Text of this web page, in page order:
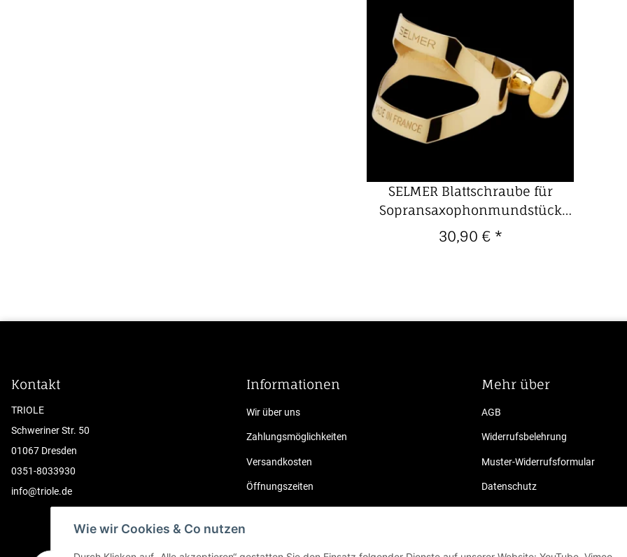
Wie wir Cookies & Co nutzen
SELMER Blattschraube für
Sopransaxophonmundstück
Kautschuk
30,90 € *
Kontakt
TRIOLE
Schweriner Str. 50
01067 Dresden
0351-8033930
info@triole.de
Informationen
Wir über uns
Zahlungsmöglichkeiten
Versandkosten
Öffnungszeiten
Sitemap
Mehr über
AGB
Widerrufsbelehrung
Muster-Widerrufsformular
Datenschutz
Impressum